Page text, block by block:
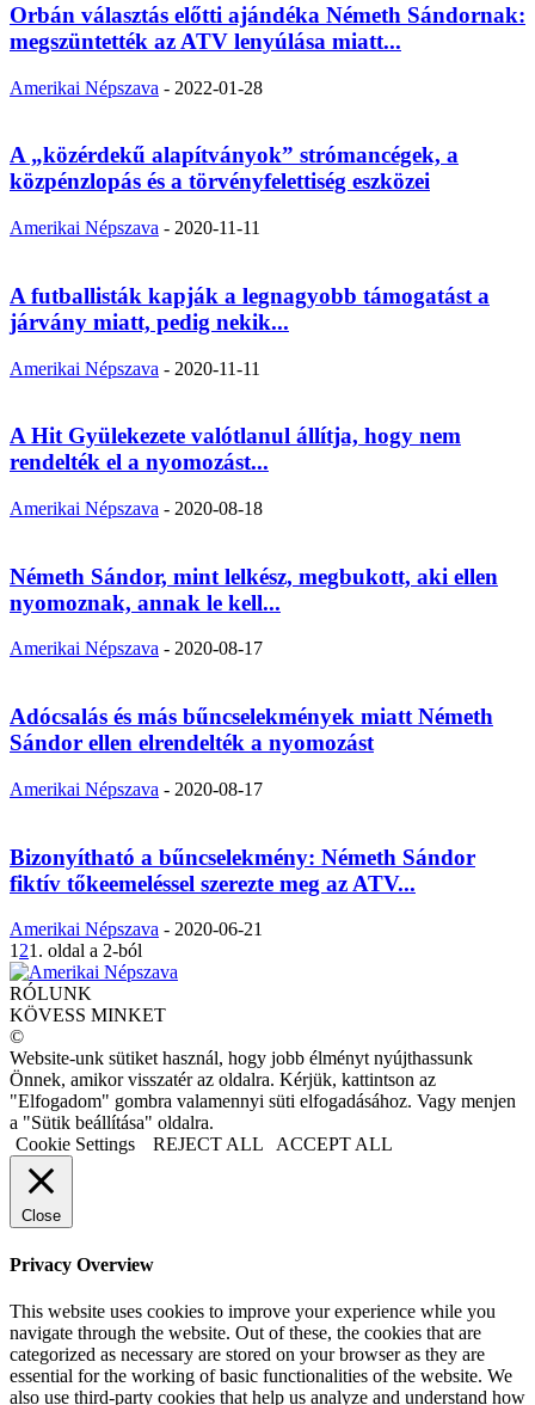
Orbán választás előtti ajándéka Németh Sándornak:
megszüntették az ATV lenyúlása miatt...
Amerikai Népszava - 2022-01-28
A „közérdekű alapítványok” strómancégek, a
közpénzlopás és a törvényfelettiség eszközei
Amerikai Népszava - 2020-11-11
A futballisták kapják a legnagyobb támogatást a
járvány miatt, pedig nekik...
Amerikai Népszava - 2020-11-11
A Hit Gyülekezete valótlanul állítja, hogy nem
rendelték el a nyomozást...
Amerikai Népszava - 2020-08-18
Németh Sándor, mint lelkész, megbukott, aki ellen
nyomoznak, annak le kell...
Amerikai Népszava - 2020-08-17
Adócsalás és más bűncselekmények miatt Németh
Sándor ellen elrendelték a nyomozást
Amerikai Népszava - 2020-08-17
Bizonyítható a bűncselekmény: Németh Sándor
fiktív tőkeemeléssel szerezte meg az ATV...
Amerikai Népszava - 2020-06-21
1 21. oldal a 2-ból
RÓLUNK
KÖVESS MINKET
©
Website-unk sütiket használ, hogy jobb élményt nyújthassunk
Önnek, amikor visszatér az oldalra. Kérjük, kattintson az
"Elfogadom" gombra valamennyi süti elfogadásához. Vagy menjen
a "Sütik beállítása" oldalra.
Cookie Settings
REJECT ALL ACCEPT ALL
Close
Privacy Overview
This website uses cookies to improve your experience while you
navigate through the website. Out of these, the cookies that are
categorized as necessary are stored on your browser as they are
essential for the working of basic functionalities of the website. We
also use third-party cookies that help us analyze and understand how